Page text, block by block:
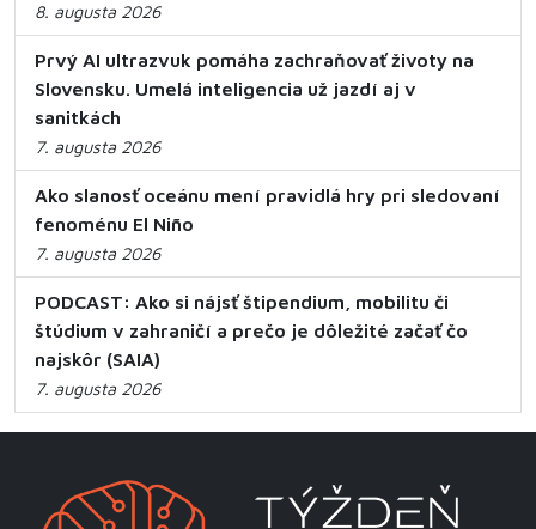
8. augusta 2026
Prvý AI ultrazvuk pomáha zachraňovať životy na
Slovensku. Umelá inteligencia už jazdí aj v
sanitkách
7. augusta 2026
Ako slanosť oceánu mení pravidlá hry pri sledovaní
fenoménu El Niño
7. augusta 2026
PODCAST: Ako si nájsť štipendium, mobilitu či
štúdium v zahraničí a prečo je dôležité začať čo
najskôr (SAIA)
7. augusta 2026